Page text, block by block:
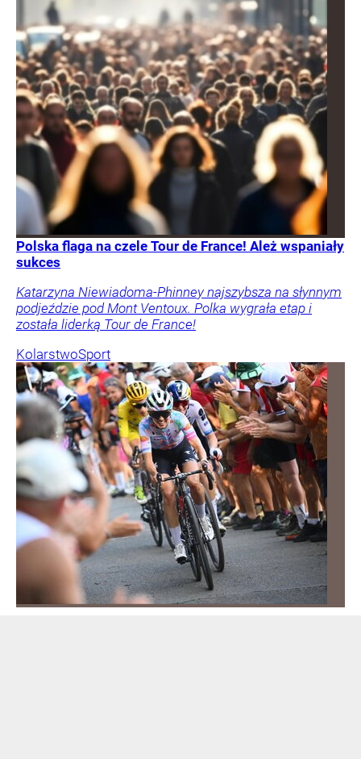
Polska flaga na czele Tour de France! Ależ wspaniały
sukces
Katarzyna Niewiadoma-Phinney najszybsza na słynnym
podjeździe pod Mont Ventoux. Polka wygrała etap i
została liderką Tour de France!
KolarstwoSport